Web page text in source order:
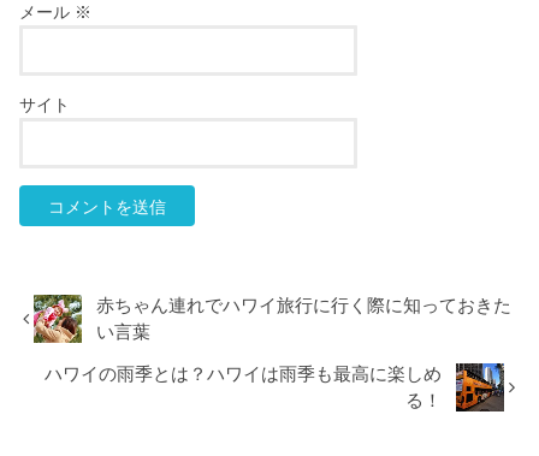
メール ※
サイト
赤ちゃん連れでハワイ旅行に行く際に知っておきた
い言葉
ハワイの雨季とは？ハワイは雨季も最高に楽しめ
る！